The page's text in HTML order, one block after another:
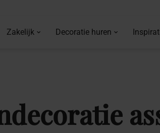
Zakelijk Decoratie huren